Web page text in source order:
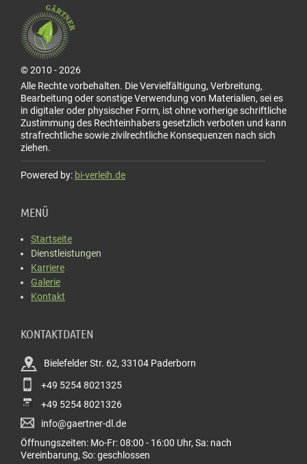
© 2010 - 2026
Alle Rechte vorbehalten. Die Vervielfältigung, Verbreitung,
Bearbeitung oder sonstige Verwendung von Materialien, sei es
in digitaler oder physischer Form, ist ohne vorherige schriftliche
Zustimmung des Rechteinhabers gesetzlich verboten und kann
strafrechtliche sowie zivilrechtliche Konsequenzen nach sich
ziehen.
Powered by: bi-verleih.de
MENÜ
Startseite
Dienstleistungen
Karriere
Galerie
Kontakt
KONTAKTDATEN
Bielefelder Str. 62, 33104 Paderborn
+49 5254 8021325
+49 5254 8021326
info@gaertner-dl.de
Öffnungszeiten: Mo-Fr: 08:00 - 16:00 Uhr, Sa: nach
Vereinbarung, So: geschlossen